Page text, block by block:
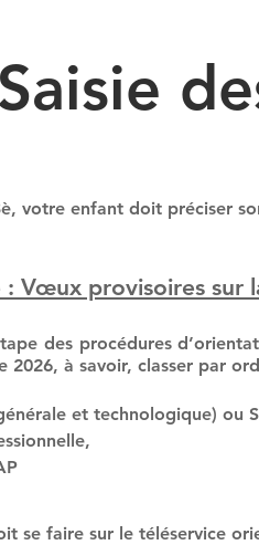
Saisie
votre enfant doit préciser
: Vœux provisoires sur
des procédures
2026, à savoir, classer par
et technologique) ou
se faire sur le téléservice